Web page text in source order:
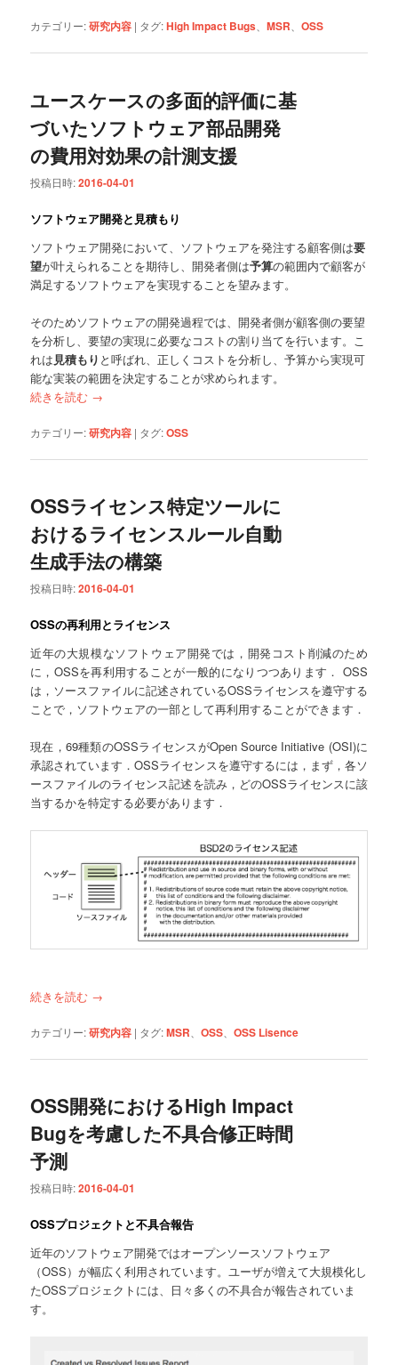
カテゴリー:研究内容 | タグ:High Impact Bugs 、MSR 、OSS
ユースケースの多面的評価に基
づいたソフトウェア部品開発
の費用対効果の計測支援
投稿日時:2016-04-01
ソフトウェア開発と見積もり
ソフトウェア開発において、ソフトウェアを発注する顧客側は要
望が叶えられることを期待し、開発者側は予算の範囲内で顧客が
満足するソフトウェアを実現することを望みます。
そのためソフトウェアの開発過程では、開発者側が顧客側の要望
を分析し、要望の実現に必要なコストの割り当てを行います。こ
れは見積もり と呼ばれ、正しくコストを分析し、予算から実現可
能な実装の範囲を決定することが求められます。
続きを読む →
カテゴリー:研究内容 | タグ:OSS
OSSライセンス特定ツールに
おけるライセンスルール自動
生成手法の構築
投稿日時:2016-04-01
OSSの再利用とライセンス
近年の大規模なソフトウェア開発では，開発コスト削減のため
に，OSSを再利用することが一般的になりつつあります． OSS
は，ソースファイルに記述されているOSSライセンスを遵守する
ことで，ソフトウェアの一部として再利用することができます．
現在，69種類のOSSライセンスがOpen Source Initiative (OSI)に
承認されています．OSSライセンスを遵守するには，まず，各ソ
ースファイルのライセンス記述を読み，どのOSSライセンスに該
当するかを特定する必要があります．
続きを読む →
カテゴリー:研究内容 | タグ:MSR 、OSS 、OSS Lisence
OSS開発におけるHigh Impact
Bugを考慮した不具合修正時間
予測
投稿日時:2016-04-01
OSSプロジェクトと不具合報告
近年のソフトウェア開発ではオープンソースソフトウェア
（OSS）が幅広く利用されています。ユーザが増えて大規模化し
たOSSプロジェクトには、日々多くの不具合が報告されていま
す。